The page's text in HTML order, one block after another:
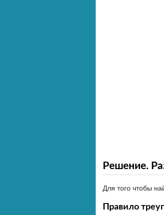
Решение.
Для того чтобы
Правило